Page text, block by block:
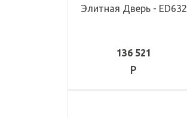
Элитная Дверь - ED632
136 521